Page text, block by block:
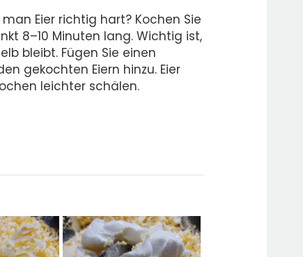
Eier richtig hart? Kochen Sie
8–10 Minuten lang. Wichtig ist,
bleibt. Fügen Sie einen
gekochten Eiern hinzu. Eier
leichter schälen.